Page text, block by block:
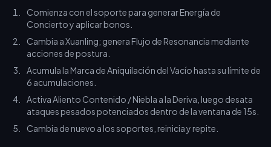
Comienza con el soporte para generar Energía de
Concierto y aplicar bonos.
Cambia a Xuanling; genera Flujo de Resonancia mediante
acciones de postura.
Acumula la Marca de Aniquilación del Vacío hasta su límite de
6 acumulaciones.
Activa Aliento Contenido / Niebla a la Deriva, luego desata
ataques pesados potenciados dentro de la ventana de 15s.
Cambia de nuevo a los soportes, reinicia y repite.